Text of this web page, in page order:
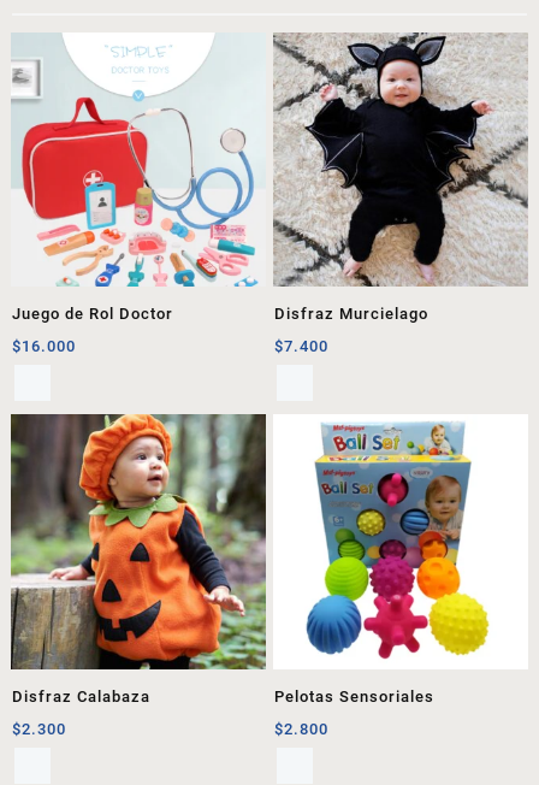
Juego de Rol Doctor
$16.000
Disfraz Murcielago
$7.400
Disfraz Calabaza
$2.300
Pelotas Sensoriales
$2.800